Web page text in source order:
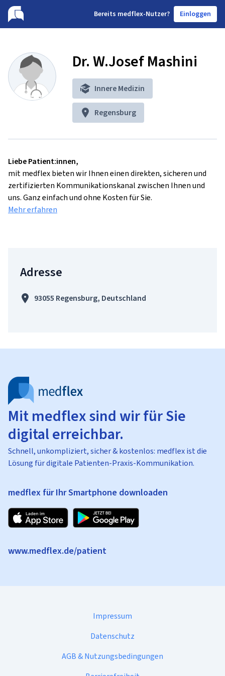
Bereits medflex-Nutzer? Einloggen
Dr. W.Josef Mashini
Innere Medizin
Regensburg
Liebe Patient:innen,
mit medflex bieten wir Ihnen einen direkten, sicheren und
zertifizierten Kommunikationskanal zwischen Ihnen und
uns. Ganz einfach und ohne Kosten für Sie.
Mehr erfahren
Adresse
93055 Regensburg, Deutschland
Mit medflex sind wir für Sie
digital erreichbar.
Schnell, unkompliziert, sicher & kostenlos: medflex ist die
Lösung für digitale Patienten-Praxis-Kommunikation.
medflex für Ihr Smartphone downloaden
www.medflex.de/patient
Impressum
Datenschutz
AGB & Nutzungsbedingungen